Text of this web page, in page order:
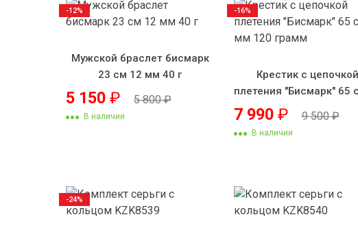
Мужской браслет бисмарк
23 см 12 мм 40 г
5 150 ₽ 5 800₽
В наличии
-12%
Крестик с цепочкой
плетения "Бисмарк" 65
мм 120 грамм
7 990 ₽ 9 500₽
В наличии
-16%
-24%